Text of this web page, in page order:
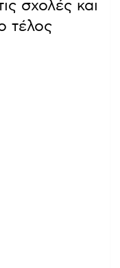
σχολές και
τέλος